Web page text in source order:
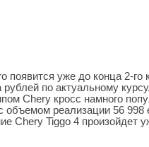
появится уже до конца 2-
рублей по актуальному
Chery кросс намного
объемом реализации 56
Chery Tiggo 4 произойдет